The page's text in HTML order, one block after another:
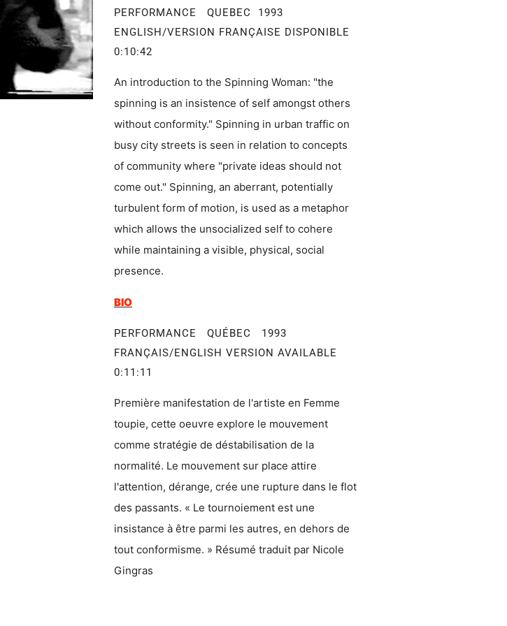
PERFORMANCE QUEBEC 1993
ENGLISH/VERSION FRANÇAISE DISPONIBLE
0:10:42
An introduction to the Spinning Woman: "the
spinning is an insistence of self amongst others
without conformity." Spinning in urban traffic on
busy city streets is seen in relation to concepts
of community where "private ideas should not
come out." Spinning, an aberrant, potentially
turbulent form of motion, is used as a metaphor
which allows the unsocialized self to cohere
while maintaining a visible, physical, social
presence.
BIO
PERFORMANCE QUÉBEC 1993
FRANÇAIS/ENGLISH VERSION AVAILABLE
0:11:11
Première manifestation de l'artiste en Femme
toupie, cette oeuvre explore le mouvement
comme stratégie de déstabilisation de la
normalité. Le mouvement sur place attire
l'attention, dérange, crée une rupture dans le flot
des passants. « Le tournoiement est une
insistance à être parmi les autres, en dehors de
tout conformisme. » Résumé traduit par Nicole
Gingras